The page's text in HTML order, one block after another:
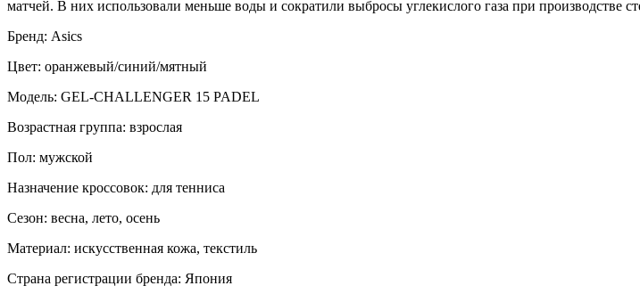
матчей. В них использовали меньше воды и сократили выбросы углекислого газа при производстве
Бренд: Asics
Цвет: оранжевый/синий/мятный
Модель: GEL-CHALLENGER 15 PADEL
Возрастная группа: взрослая
Пол: мужской
Назначение кроссовок: для тенниса
Сезон: весна, лето, осень
Материал: искусственная кожа, текстиль
Страна регистрации бренда: Япония